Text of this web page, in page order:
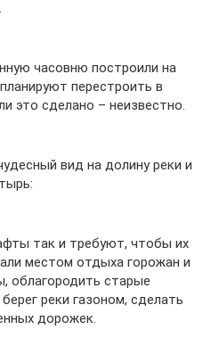
часовню построили на
перестроить в
это сделано – неизвестно.
вид на долину реки и
так и требуют, чтобы их
местом отдыха горожан и
облагородить старые
реки газоном, сделать
дорожек.